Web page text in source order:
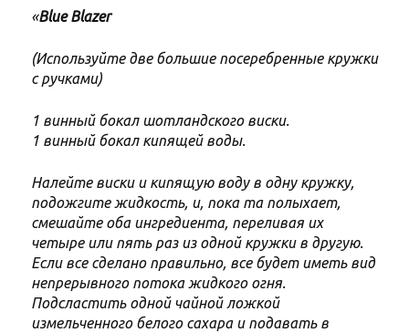
«Blue Blazer
(Используйте две большие посеребренные кружки
с ручками)
1 винный бокал шотландского виски.
1 винный бокал кипящей воды.
Налейте виски и кипящую воду в одну кружку,
подожгите жидкость, и, пока та полыхает,
смешайте оба ингредиента, переливая их
четыре или пять раз из одной кружки в другую.
Если все сделано правильно, все будет иметь вид
непрерывного потока жидкого огня.
Подсластить одной чайной ложкой
измельченного белого сахара и подавать в